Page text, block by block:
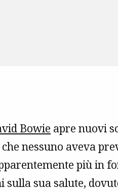
Bowie apre nuovi
nessuno aveva
più in
sulla sua salute,